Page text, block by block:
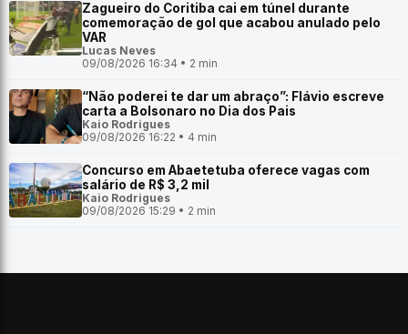
Zagueiro do Coritiba cai em túnel durante
comemoração de gol que acabou anulado pelo
VAR
Lucas Neves
09/08/2026 16:34 • 2 min
“Não poderei te dar um abraço”: Flávio escreve
carta a Bolsonaro no Dia dos Pais
Kaio Rodrigues
09/08/2026 16:22 • 4 min
Concurso em Abaetetuba oferece vagas com
salário de R$ 3,2 mil
Kaio Rodrigues
09/08/2026 15:29 • 2 min